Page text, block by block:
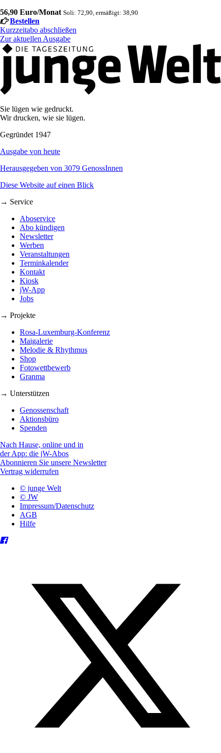
56,90 Euro/Monat Soli: 72,90, ermäßigt: 38,90
Bestellen
Kurzzeitabo abschließen
Zur aktuellen Ausgabe
Sie lügen wie gedruckt.
Wir drucken, wie sie lügen.
Gegründet 1947
Ausgabe von heute
Herausgegeben von 3079 GenossInnen
Diese Website auf einen Blick
→ Service
Aboservice
Abo kündigen
Newsletter
Werben
Veranstaltungen
Terminkalender
Kontakt
Kiosk
jW-App
Jobs
→ Projekte
Rosa-Luxemburg-Konferenz
Maigalerie
Melodie & Rhythmus
Shop
Fotowettbewerb
Granma
→ Unterstützen
Genossenschaft
Aktionsbüro
Spenden
Nach Hause, online und in
der App: die jW-Abos
Abonnieren Sie unsere Newsletter
Vertrag widerrufen
© junge Welt
© JW
Impressum/Datenschutz
AGB
Hilfe